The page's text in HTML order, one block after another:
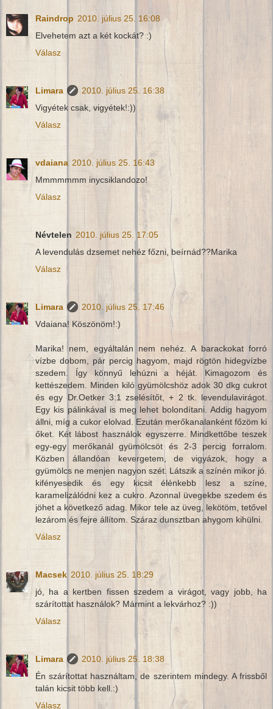
Raindrop 2010. július 25. 16:08
Elvehetem azt a két kockát? :)
Válasz
Limara
2010. július 25. 16:38
Vigyétek csak, vigyétek!:))
Válasz
vdaiana 2010. július 25. 16:43
Mmmmmmm inycsiklandozo!
Válasz
Névtelen 2010. július 25. 17:05
A levendulás dzsemet nehéz főzni, beírnád??Marika
Válasz
Limara
2010. július 25. 17:46
Vdaiana! Köszönöm!:)
Marika! nem, egyáltalán nem nehéz. A barackokat forró
vízbe dobom, pár percig hagyom, majd rögtön hidegvízbe
szedem. Így könnyű lehúzni a héját. Kimagozom és
kettészedem. Minden kiló gyümölcshöz adok 30 dkg cukrot
és egy Dr.Oetker 3:1 zselésítőt, + 2 tk. levendulavirágot.
Egy kis pálinkával is meg lehet bolondítani. Addig hagyom
állni, míg a cukor elolvad. Ezután merőkanalanként főzöm ki
őket. Két lábost használok egyszerre. Mindkettőbe teszek
egy-egy merőkanál gyümölcsöt és 2-3 percig forralom.
Közben állandóan kevergetem, de vigyázok, hogy a
gyümölcs ne menjen nagyon szét. Látszik a színén mikor jó.
kifényesedik és egy kicsit élénkebb lesz a színe,
karamelizálódni kez a cukro. Azonnal üvegekbe szedem és
jöhet a következő adag. Mikor tele az üveg, lekötöm, tetővel
lezárom és fejre állítom. Száraz dunsztban ahygom kihülni.
Válasz
Macsek 2010. július 25. 18:29
jó, ha a kertben fissen szedem a virágot, vagy jobb, ha
szárítottat használok? Mármint a lekvárhoz? :))
Válasz
Limara
2010. július 25. 18:38
Én szárítottat használtam, de szerintem mindegy. A frissből
talán kicsit több kell.:)
Válasz